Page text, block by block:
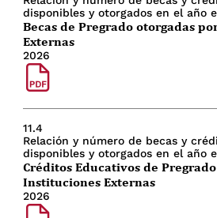
disponibles y otorgados en el año
Becas de Pregrado otorgadas
Externas
2026
11.4
Relación y número de becas y
disponibles y otorgados en el año
Créditos Educativos de
Instituciones Externas
2026